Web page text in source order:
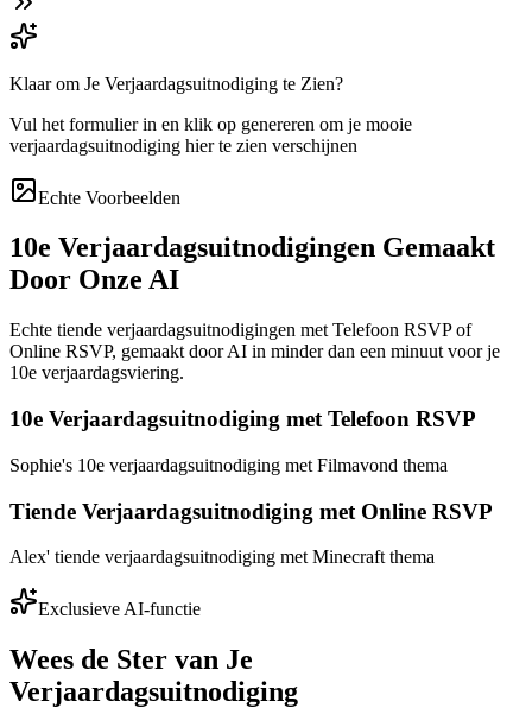
Klaar om Je Verjaardagsuitnodiging te Zien?
Vul het formulier in en klik op genereren om je mooie
verjaardagsuitnodiging hier te zien verschijnen
Echte Voorbeelden
10e Verjaardagsuitnodigingen Gemaakt
Door Onze AI
Echte tiende verjaardagsuitnodigingen met Telefoon RSVP of
Online RSVP, gemaakt door AI in minder dan een minuut voor je
10e verjaardagsviering.
10e Verjaardagsuitnodiging met Telefoon RSVP
Sophie's 10e verjaardagsuitnodiging met Filmavond thema
Tiende Verjaardagsuitnodiging met Online RSVP
Alex' tiende verjaardagsuitnodiging met Minecraft thema
Exclusieve AI-functie
Wees de Ster van Je
Verjaardagsuitnodiging